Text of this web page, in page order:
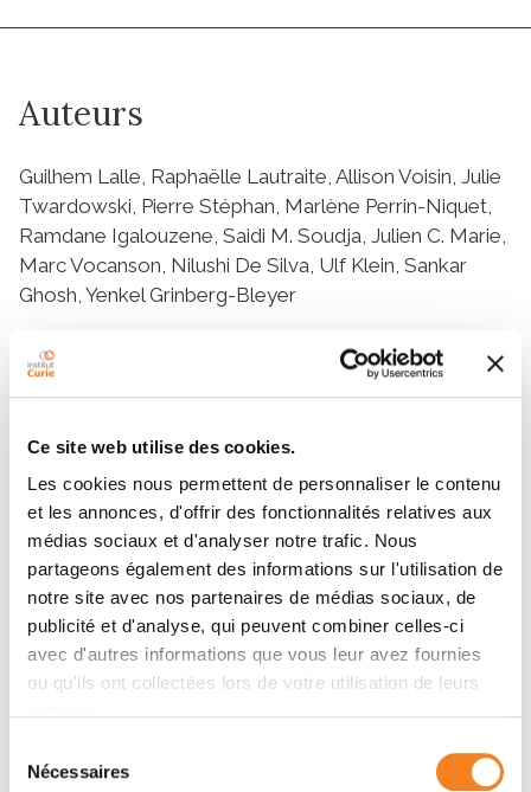
Ce site web utilise des cookies.
Les cookies nous permettent de personnaliser le contenu
et les annonces, d'offrir des fonctionnalités relatives aux
médias sociaux et d'analyser notre trafic. Nous
partageons également des informations sur l'utilisation de
notre site avec nos partenaires de médias sociaux, de
publicité et d'analyse, qui peuvent combiner celles-ci
avec d'autres informations que vous leur avez fournies
ou qu'ils ont collectées lors de votre utilisation de leurs
Nécessaires
Auteurs
Guilhem Lalle, Raphaëlle Lautraite, Allison Voisin, Julie
Twardowski, Pierre Stéphan, Marlène Perrin-Niquet,
Ramdane Igalouzene, Saidi M. Soudja, Julien C. Marie,
Marc Vocanson, Nilushi De Silva, Ulf Klein, Sankar
Ghosh, Yenkel Grinberg-Bleyer
Résumé
Abstract
NF-kappaB (NF-κB) is a family of transcription factors
with pleiotropic functions in immune responses. The
alternative NF-κB pathway that leads to the activation
of RelB and NF-κB2, was previously associated with
the activation and function of T cells, though the exact
contribution of these NF-κB subunits remains unclear.
Here, using mice carrying conditional ablation of RelB
in T cells, we evaluated its role in the development of
T (Tconv) cells and their function in
autoimmune diseases. RelB was largely dispensable
for Tconv cell homeostasis, activation and